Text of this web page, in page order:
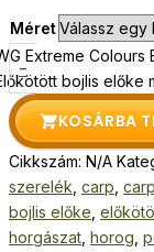
Méret
-
Extreme Colours
bojlis előke
KOSÁRBA
Cikkszám: N/A
szerelék, carp,
bojlis előke,
horgászat, horog,